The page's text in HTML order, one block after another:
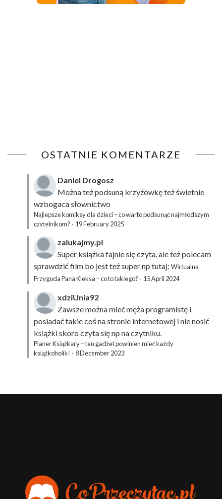
OSTATNIE KOMENTARZE
Daniel Drogosz
Można też podsuną krzyżówkęteż świetnie
wzbogaca słownictwo
Najlepsze komiksy dla dzieci – co warto podsunąć najmłodszym
czytelnikom? · 19 February 2025
zalukajmy.pl
Super książka fajnie się czyta, ale też polecam
sprawdzić film bo jest też super np tutaj: Wirtualna
Przygoda Pana Kleksa – co to takiego? · 15 April 2024
xdziUnia92
Zawsze można mieć męża programistę i
posiadać takie coś na stronie internetowej i nie nosić
książki skoro czyta się np na czytniku.
Planer Książkary – ten gadżet powinien mieć każdy
książkoholik! · 8 December 2023